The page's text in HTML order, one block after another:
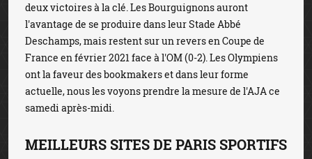
deux victoires à la clé. Les Bourguignons auront
l'avantage de se produire dans leur Stade Abbé
Deschamps, mais restent sur un revers en Coupe de
France en février 2021 face à l'OM (0-2). Les Olympiens
ont la faveur des bookmakers et dans leur forme
actuelle, nous les voyons prendre la mesure de l'AJA ce
samedi après-midi.
MEILLEURS SITES DE PARIS SPORTIFS